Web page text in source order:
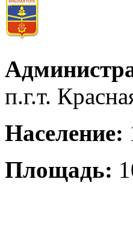
п.г.т.
Население:
Площадь: